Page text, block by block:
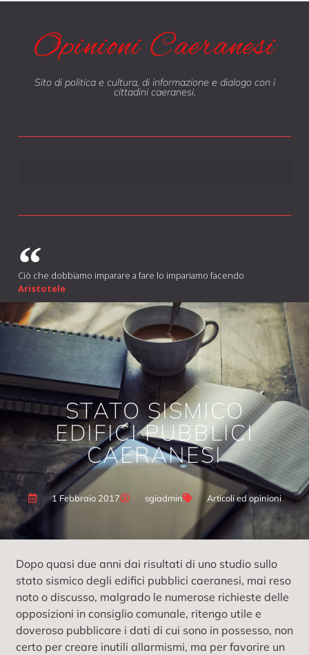
Opinioni Caeranesi
Sito di politica e cultura, di informazione e dialogo con i
cittadini caeranesi.
Ciò che dobbiamo imparare a fare lo impariamo facendo
Aristotele
STATO SISMICO
EDIFICI PUBBLICI
CAERANESI
1 Febbraio 2017 sgiadmin Articoli ed opinioni
Dopo quasi due anni dai risultati di uno studio sullo
stato sismico degli edifici pubblici caeranesi, mai reso
noto o discusso, malgrado le numerose richieste delle
opposizioni in consiglio comunale, ritengo utile e
doveroso pubblicare i dati di cui sono in possesso, non
certo per creare inutili allarmismi, ma per favorire un